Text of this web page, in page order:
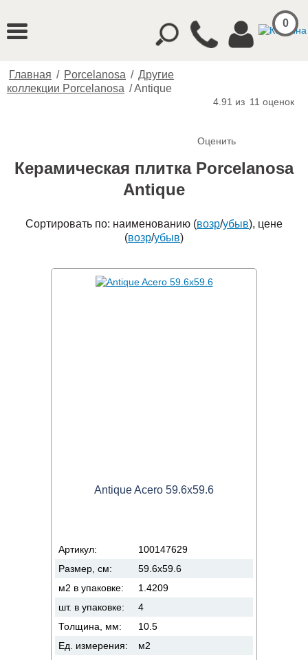
0
Главная / Porcelanosa / Другие
коллекции Porcelanosa /Antique
4.91 из 11 оценок
Оценить
Керамическая плитка Porcelanosa
Antique
Сортировать по: наименованию (возр/убыв), цене
(возр/убыв)
Antique Acero 59.6x59.6
Артикул:
100147629
Размер, см:
59.6x59.6
м2 в упаковке:
1.4209
шт. в упаковке:
4
Толщина, мм:
10.5
Ед. измерения:
м2